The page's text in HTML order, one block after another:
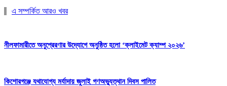
এ সম্পর্কিত আরও খবর
নীলফামারীতে অনুপ্রেরণার উদ্যোগে অনুষ্ঠিত হলো ‘ক্লাইমেট ক্যাম্প ২০২৬’
কিশোরগঞ্জে যথাযোগ্য মর্যাদায় জুলাই গণঅভ্যুত্থান দিবস পালিত